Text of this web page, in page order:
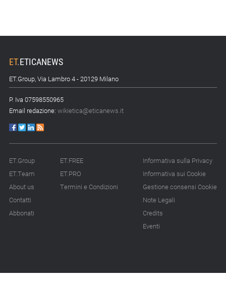
ET.ETICANEWS
ET.Group, Via Lambro 4 - 20129 Milano
P. Iva 07598550965
Email redazione: wikietica@eticanews.it
ET.Group
ET.Team
About us
Contatti
Abbonati
ET.FREE
ET.PRO
Termini e Condizioni
Informativa sulla Privacy
Informativa sui Cookie
Gestione consensi Cookie
Note Legali
Credits
Eventi